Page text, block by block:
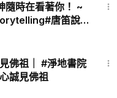
隨時在看著你！ ~
唐笛說故
#教育 , #傳統 ,#
佛祖｜ #淨地書院
誠見佛祖